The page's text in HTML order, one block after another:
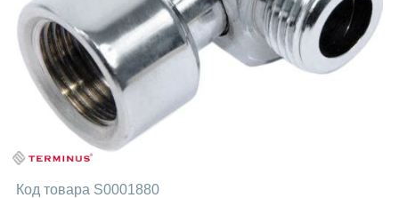
Код товара S0001880